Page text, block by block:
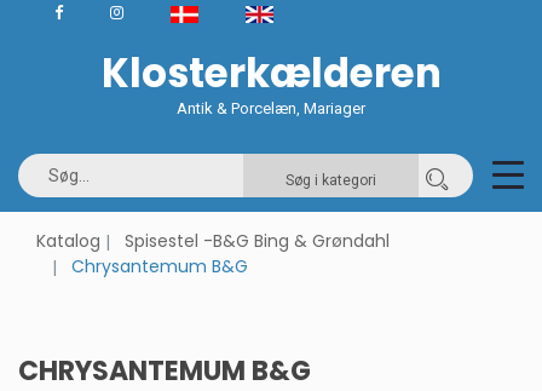
Klosterkælderen
Antik & Porcelæn, Mariager
Søg i kategori
Katalog
Spisestel -B&G Bing & Grøndahl
Chrysantemum B&G
CHRYSANTEMUM B&G